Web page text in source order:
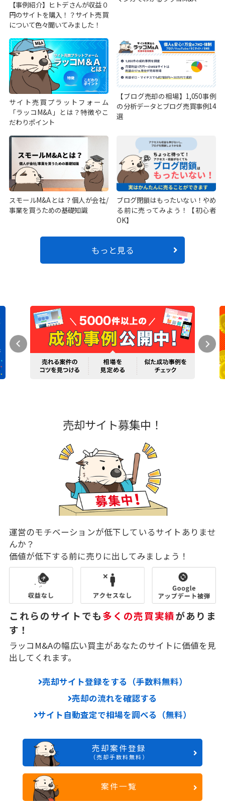
【事例紹介】ヒトデさんが収益０
円のサイトを購入！？サイト売買
について色々聞いてみました！
サイト売買プラットフォーム
「ラッコM&A」とは？特徴やこ
だわりポイント
【ブログ売却の相場】1,050事例
の分析データとブログ売買事例14
選
スモールM&Aとは？個人が会社/
事業を買うための基礎知識
ブログ閉鎖はもったいない！やめ
る前に売ってみよう！【初心者
OK】
もっと見る
売却サイト募集中！
運営のモチベーションが低下しているサイトありませ
んか？
価値が低下する前に売りに出してみましょう！
これらのサイトでも多くの売買実績がありま
す！
ラッコM&Aの幅広い買主があなたのサイトに価値を見
出してくれます。
売却サイト登録をする（手数料無料）
売却の流れを確認する
サイト自動査定で相場を調べる（無料）
売却案件登録
（売却手数料無料）
案件一覧